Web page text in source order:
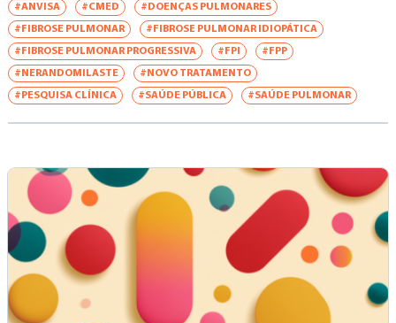
#ANVISA #CMED #DOENÇAS PULMONARES
#FIBROSE PULMONAR #FIBROSE PULMONAR IDIOPÁTICA
#FIBROSE PULMONAR PROGRESSIVA #FPI #FPP
#NERANDOMILASTE #NOVO TRATAMENTO
#PESQUISA CLÍNICA #SAÚDE PÚBLICA #SAÚDE PULMONAR